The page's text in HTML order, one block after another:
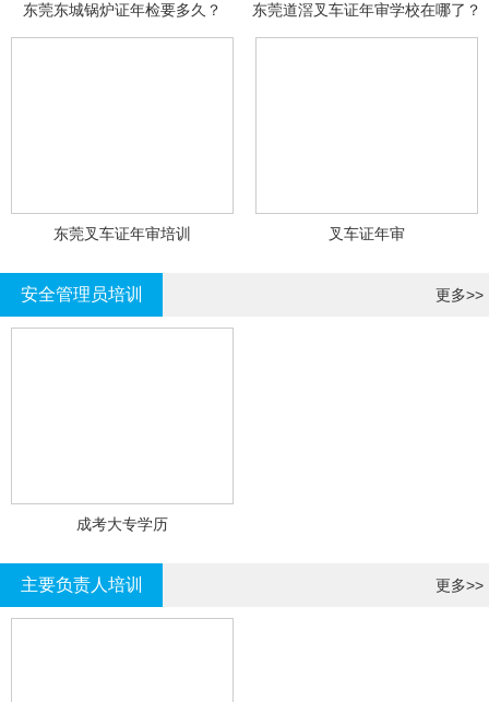
东莞东城锅炉证年检要多久？ 东莞道滘叉车证年审学校在哪了？
东莞叉车证年审培训 叉车证年审
安全管理员培训 更多>>
成考大专学历
主要负责人培训 更多>>